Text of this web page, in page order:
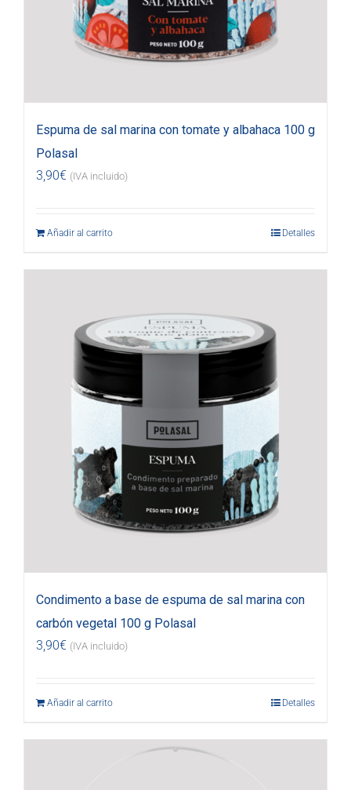
Espuma de sal marina con tomate y albahaca 100 g
Polasal
3,90€ (IVA incluido)
Añadir al carrito Detalles
Condimento a base de espuma de sal marina con
carbón vegetal 100 g Polasal
3,90€ (IVA incluido)
Añadir al carrito Detalles